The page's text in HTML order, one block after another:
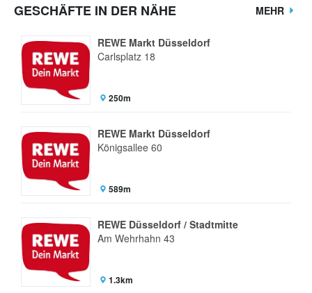
GESCHÄFTE IN DER NÄHE MEHR
REWE Markt Düsseldorf
Carlsplatz 18
250m
REWE Markt Düsseldorf
Königsallee 60
589m
REWE Düsseldorf / Stadtmitte
Am Wehrhahn 43
1.3km